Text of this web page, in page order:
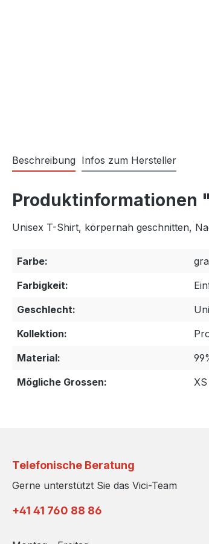
Beschreibung Infos zum Hersteller
Produktinformationen
Unisex T-Shirt, körpernah geschnitten,
Farbe:
Farbigkeit:
Geschlecht:
Kollektion:
Material:
Mögliche Grossen:
Telefonische Beratung
Gerne unterstützt Sie das Vici-Team
+41 41 760 88 86